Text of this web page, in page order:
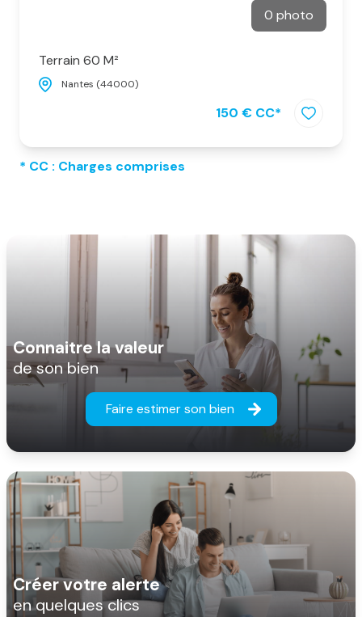
actualité
0 photo
Terrain 60 M²
Nantes (44000)
150 € CC*
* CC : Charges comprises
Connaitre la valeur
de son bien
Faire estimer son bien
Créer votre alerte
en quelques clics